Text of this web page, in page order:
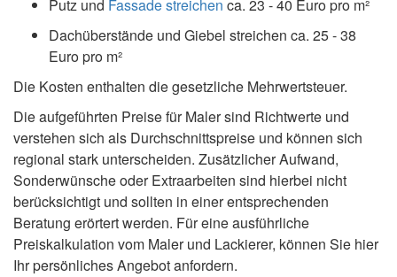
Putz und Fassade streichen ca. 23 - 40 Euro pro m²
Dachüberstände und Giebel streichen ca. 25 - 38
Euro pro m²
Die Kosten enthalten die gesetzliche Mehrwertsteuer.
Die aufgeführten Preise für Maler sind Richtwerte und
verstehen sich als Durchschnittspreise und können sich
regional stark unterscheiden. Zusätzlicher Aufwand,
Sonderwünsche oder Extraarbeiten sind hierbei nicht
berücksichtigt und sollten in einer entsprechenden
Beratung erörtert werden. Für eine ausführliche
Preiskalkulation vom Maler und Lackierer, können Sie hier
Ihr persönliches Angebot anfordern.